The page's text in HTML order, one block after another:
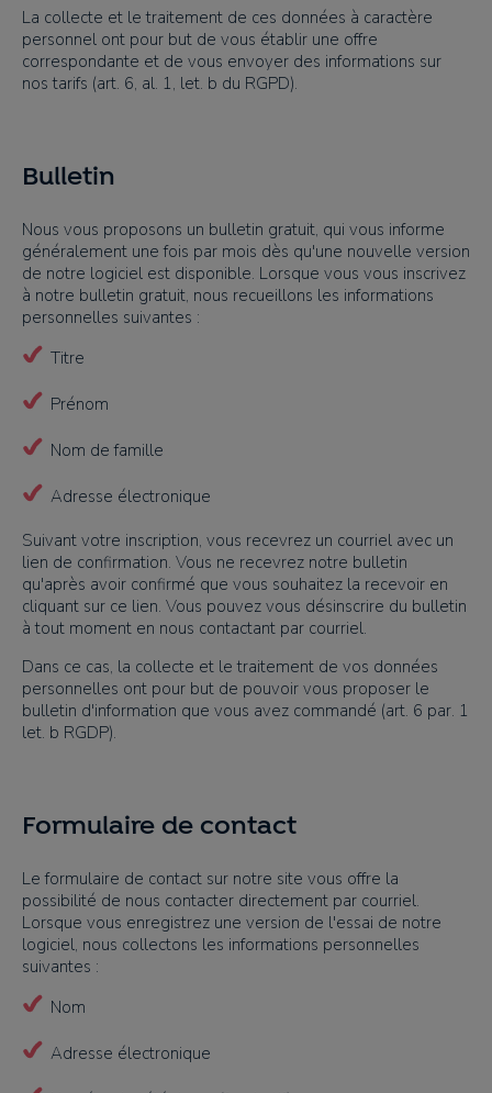
La collecte et le traitement de ces données à caractère
personnel ont pour but de vous établir une offre
correspondante et de vous envoyer des informations sur
nos tarifs (art. 6, al. 1, let. b du RGPD).
Bulletin
Nous vous proposons un bulletin gratuit, qui vous informe
généralement une fois par mois dès qu'une nouvelle version
de notre logiciel est disponible. Lorsque vous vous inscrivez
à notre bulletin gratuit, nous recueillons les informations
personnelles suivantes :
Titre
Prénom
Nom de famille
Adresse électronique
Suivant votre inscription, vous recevrez un courriel avec un
lien de confirmation. Vous ne recevrez notre bulletin
qu'après avoir confirmé que vous souhaitez la recevoir en
cliquant sur ce lien. Vous pouvez vous désinscrire du bulletin
à tout moment en nous contactant par courriel.
Dans ce cas, la collecte et le traitement de vos données
personnelles ont pour but de pouvoir vous proposer le
bulletin d'information que vous avez commandé (art. 6 par. 1
let. b RGDP).
Formulaire de contact
Le formulaire de contact sur notre site vous offre la
possibilité de nous contacter directement par courriel.
Lorsque vous enregistrez une version de l'essai de notre
logiciel, nous collectons les informations personnelles
suivantes :
Nom
Adresse électronique